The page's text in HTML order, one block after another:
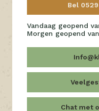
Bel
Vandaag geopend
Morgen geopend van
Chat met